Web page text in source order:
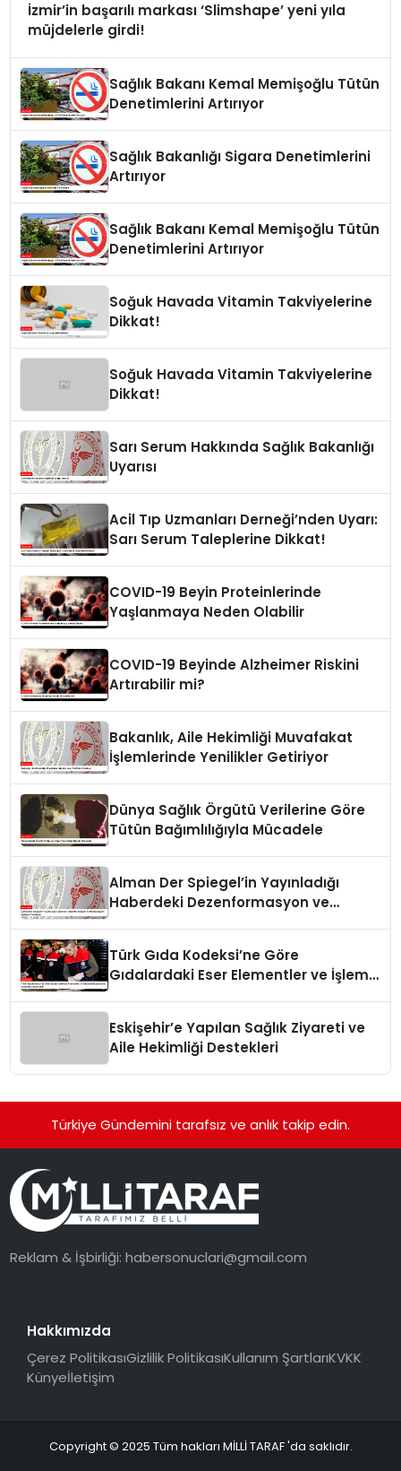
İzmir’in başarılı markası ‘Slimshape’ yeni yıla
müjdelerle girdi!
Sağlık Bakanı Kemal Memişoğlu Tütün
Denetimlerini Artırıyor
Sağlık Bakanlığı Sigara Denetimlerini
Artırıyor
Sağlık Bakanı Kemal Memişoğlu Tütün
Denetimlerini Artırıyor
Soğuk Havada Vitamin Takviyelerine
Dikkat!
Soğuk Havada Vitamin Takviyelerine
Dikkat!
Sarı Serum Hakkında Sağlık Bakanlığı
Uyarısı
Acil Tıp Uzmanları Derneği’nden Uyarı:
Sarı Serum Taleplerine Dikkat!
COVID-19 Beyin Proteinlerinde
Yaşlanmaya Neden Olabilir
COVID-19 Beyinde Alzheimer Riskini
Artırabilir mi?
Bakanlık, Aile Hekimliği Muvafakat
İşlemlerinde Yenilikler Getiriyor
Dünya Sağlık Örgütü Verilerine Göre
Tütün Bağımlılığıyla Mücadele
Alman Der Spiegel’in Yayınladığı
Haberdeki Dezenformasyon ve
Türk Gıda Kodeksi’ne Göre
Gıdalardaki Eser Elementler ve İşleme
Eskişehir’e Yapılan Sağlık Ziyareti ve
Aile Hekimliği Destekleri
Türkiye Gündemini tarafsız ve anlık takip edin.
Reklam & İşbirliği:habersonuclari@gmail.com
Hakkımızda
Çerez PolitikasıGizlilik PolitikasıKullanım ŞartlarıKVKK
Künyeİletişim
Copyright © 2025 Tüm hakları MİLLİ TARAF 'da saklıdır.